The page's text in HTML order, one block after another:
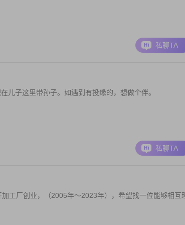
私聊TA
儿子这里带孙子。如遇到有投缘的，想做个伴。
私聊TA
工厂创业，（2005年～2023年），希望找一位能够相互